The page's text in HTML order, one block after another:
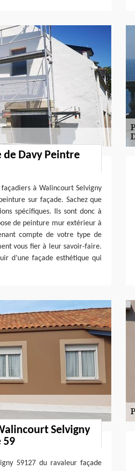
de Davy Peintre
à Walincourt Selvigny
sur façade. Sachez que
spécifiques. Ils sont donc à
de peinture mur extérieur à
compte de votre type de
vous fier à leur savoir-faire.
d’une façade esthétique qui
Selvigny
59
59127 du ravaleur façade